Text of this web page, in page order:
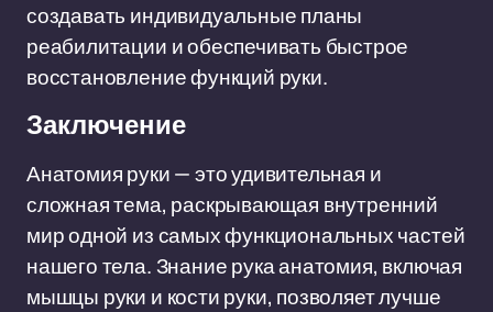
создавать индивидуальные планы
реабилитации и обеспечивать быстрое
восстановление функций руки.
Заключение
Анатомия руки — это удивительная и
сложная тема, раскрывающая внутренний
мир одной из самых функциональных частей
нашего тела. Знание рука анатомия, включая
мышцы руки и кости руки, позволяет лучше